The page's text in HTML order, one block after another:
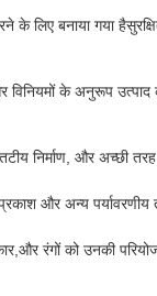
के लिए बनाया गया
विनियमों के अनुरूप
निर्माण, और अच्छी तरह
और अन्य
रंगों को उनकी